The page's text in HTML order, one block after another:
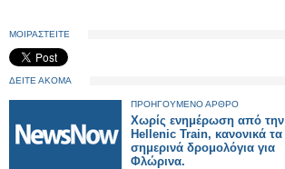
ΜΟΙΡΑΣΤΕΙΤΕ
ΔΕΙΤΕ ΑΚΟΜΑ
ΠΡΟΗΓΟΥΜΕΝΟ ΑΡΘΡΟ
Χωρίς ενημέρωση από την
Hellenic Train, κανονικά τα
σημερινά δρομολόγια για
Φλώρινα.